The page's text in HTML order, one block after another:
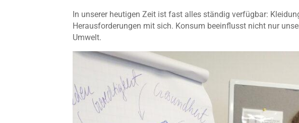
In unserer heutigen Zeit ist fast alles ständig verfügbar:
Herausforderungen mit sich. Konsum beeinflusst nicht nur
Umwelt.